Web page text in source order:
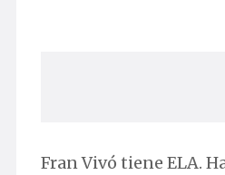
Fran Vivó tiene ELA.